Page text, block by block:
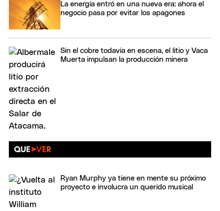
La energía entró en una nueva era: ahora el
negocio pasa por evitar los apagones
Sin el cobre todavía en escena, el litio y Vaca
Muerta impulsan la producción minera
Ryan Murphy ya tiene en mente su próximo
proyecto e involucra un querido musical